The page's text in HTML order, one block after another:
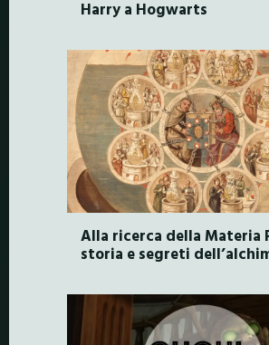
Harry a Hogwarts
Alla ricerca della Materia
storia e segreti